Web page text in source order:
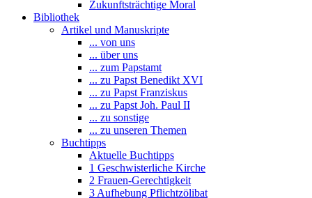
Zukunftsträchtige Moral
Bibliothek
Artikel und Manuskripte
... von uns
... über uns
... zum Papstamt
... zu Papst Benedikt XVI
... zu Papst Franziskus
... zu Papst Joh. Paul II
... zu sonstige
... zu unseren Themen
Buchtipps
Aktuelle Buchtipps
1 Geschwisterliche Kirche
2 Frauen-Gerechtigkeit
3 Aufhebung Pflichtzölibat